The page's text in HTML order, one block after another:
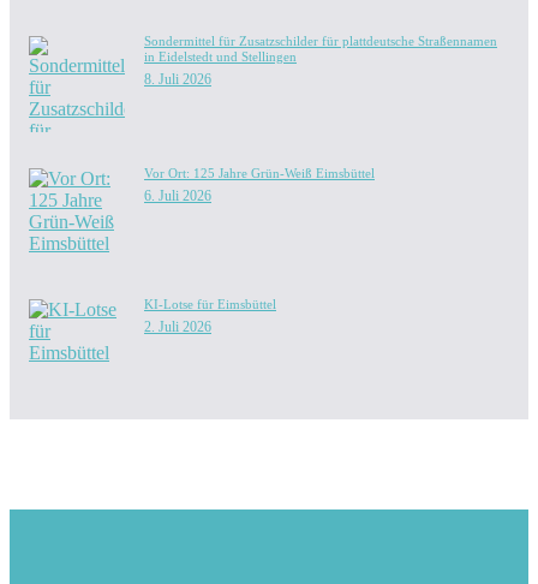
Sondermittel für Zusatzschilder für plattdeutsche Straßennamen
in Eidelstedt und Stellingen
8. Juli 2026
Vor Ort: 125 Jahre Grün-Weiß Eimsbüttel
6. Juli 2026
KI-Lotse für Eimsbüttel
2. Juli 2026